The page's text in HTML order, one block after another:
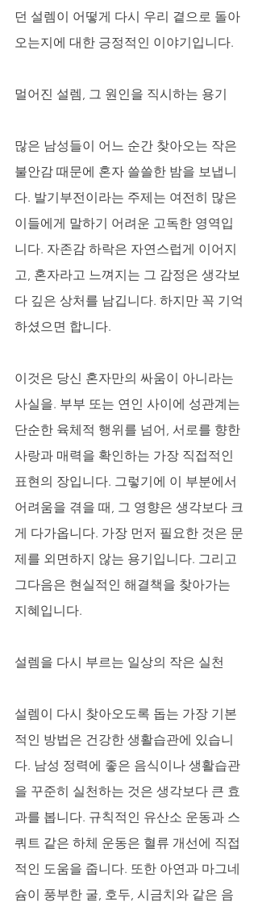
던 설렘이 어떻게 다시 우리 곁으로 돌아
오는지에 대한 긍정적인 이야기입니다.
멀어진 설렘, 그 원인을 직시하는 용기
많은 남성들이 어느 순간 찾아오는 작은
불안감 때문에 혼자 쓸쓸한 밤을 보냅니
다. 발기부전이라는 주제는 여전히 많은
이들에게 말하기 어려운 고독한 영역입
니다. 자존감 하락은 자연스럽게 이어지
고, 혼자라고 느껴지는 그 감정은 생각보
다 깊은 상처를 남깁니다. 하지만 꼭 기억
하셨으면 합니다.
이것은 당신 혼자만의 싸움이 아니라는
사실을. 부부 또는 연인 사이에 성관계는
단순한 육체적 행위를 넘어, 서로를 향한
사랑과 매력을 확인하는 가장 직접적인
표현의 장입니다. 그렇기에 이 부분에서
어려움을 겪을 때, 그 영향은 생각보다 크
게 다가옵니다. 가장 먼저 필요한 것은 문
제를 외면하지 않는 용기입니다. 그리고
그다음은 현실적인 해결책을 찾아가는
지혜입니다.
설렘을 다시 부르는 일상의 작은 실천
설렘이 다시 찾아오도록 돕는 가장 기본
적인 방법은 건강한 생활습관에 있습니
다. 남성 정력에 좋은 음식이나 생활습관
을 꾸준히 실천하는 것은 생각보다 큰 효
과를 봅니다. 규칙적인 유산소 운동과 스
쿼트 같은 하체 운동은 혈류 개선에 직접
적인 도움을 줍니다. 또한 아연과 마그네
슘이 풍부한 굴, 호두, 시금치와 같은 음